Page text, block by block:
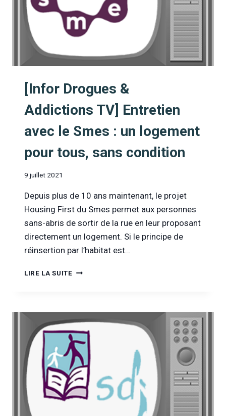
[Infor Drogues &
Addictions TV] Entretien
avec le Smes : un logement
pour tous, sans condition
9 juillet 2021
Depuis plus de 10 ans maintenant, le projet
Housing First du Smes permet aux personnes
sans-abris de sortir de la rue en leur proposant
directement un logement. Si le principe de
réinsertion par l’habitat est…
LIRE LA SUITE[INFOR
TV]
ENTRETIEN
AVEC
LE
SMES
:
UN
LOGEMENT
POUR